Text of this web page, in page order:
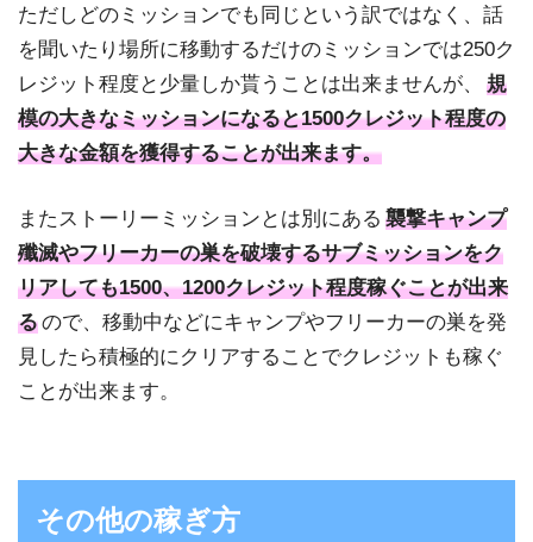
ただしどのミッションでも同じという訳ではなく、話
を聞いたり場所に移動するだけのミッションでは250ク
レジット程度と少量しか貰うことは出来ませんが、
規
模の大きなミッションになると1500クレジット程度の
大きな金額を獲得することが出来ます。
またストーリーミッションとは別にある 襲撃キャンプ
殲滅やフリーカーの巣を破壊するサブミッションをク
リアしても1500、1200クレジット程度稼ぐことが出来
るので、移動中などにキャンプやフリーカーの巣を発
見したら積極的にクリアすることでクレジットも稼ぐ
ことが出来ます。
その他の稼ぎ方